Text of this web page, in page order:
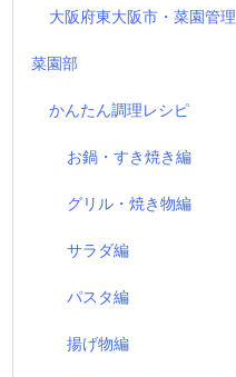
大阪府東大阪市・菜園管理
菜園部
かんたん調理レシピ
お鍋・すき焼き編
グリル・焼き物編
サラダ編
パスタ編
揚げ物編